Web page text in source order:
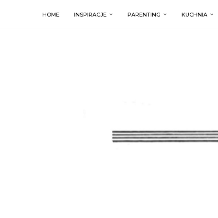
HOME INSPIRACJE PARENTING KUCHNIA